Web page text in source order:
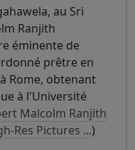
au Sri
Ranjith
éminente de
prêtre en
Rome, obtenant
à l'Université
Malcolm Ranjith
Res Pictures ...)